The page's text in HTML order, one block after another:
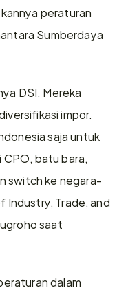
peraturan
Sumberdaya
DSI. Mereka
impor.
saja untuk
batu bara,
switch ke negara-
Industry, Trade, and
saat
dalam